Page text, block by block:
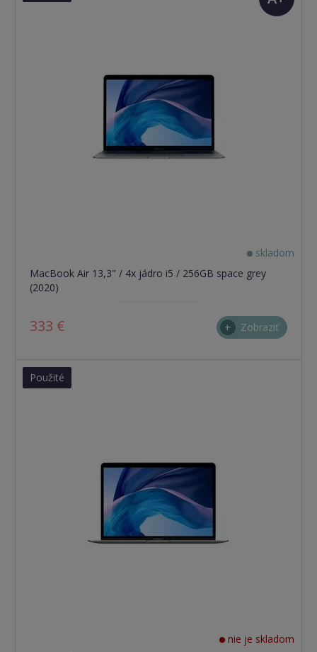
skladom
MacBook Air 13,3" / 4x jádro i5 / 256GB space grey
(2020)
333 € Zobraziť
Použité
nie je skladom